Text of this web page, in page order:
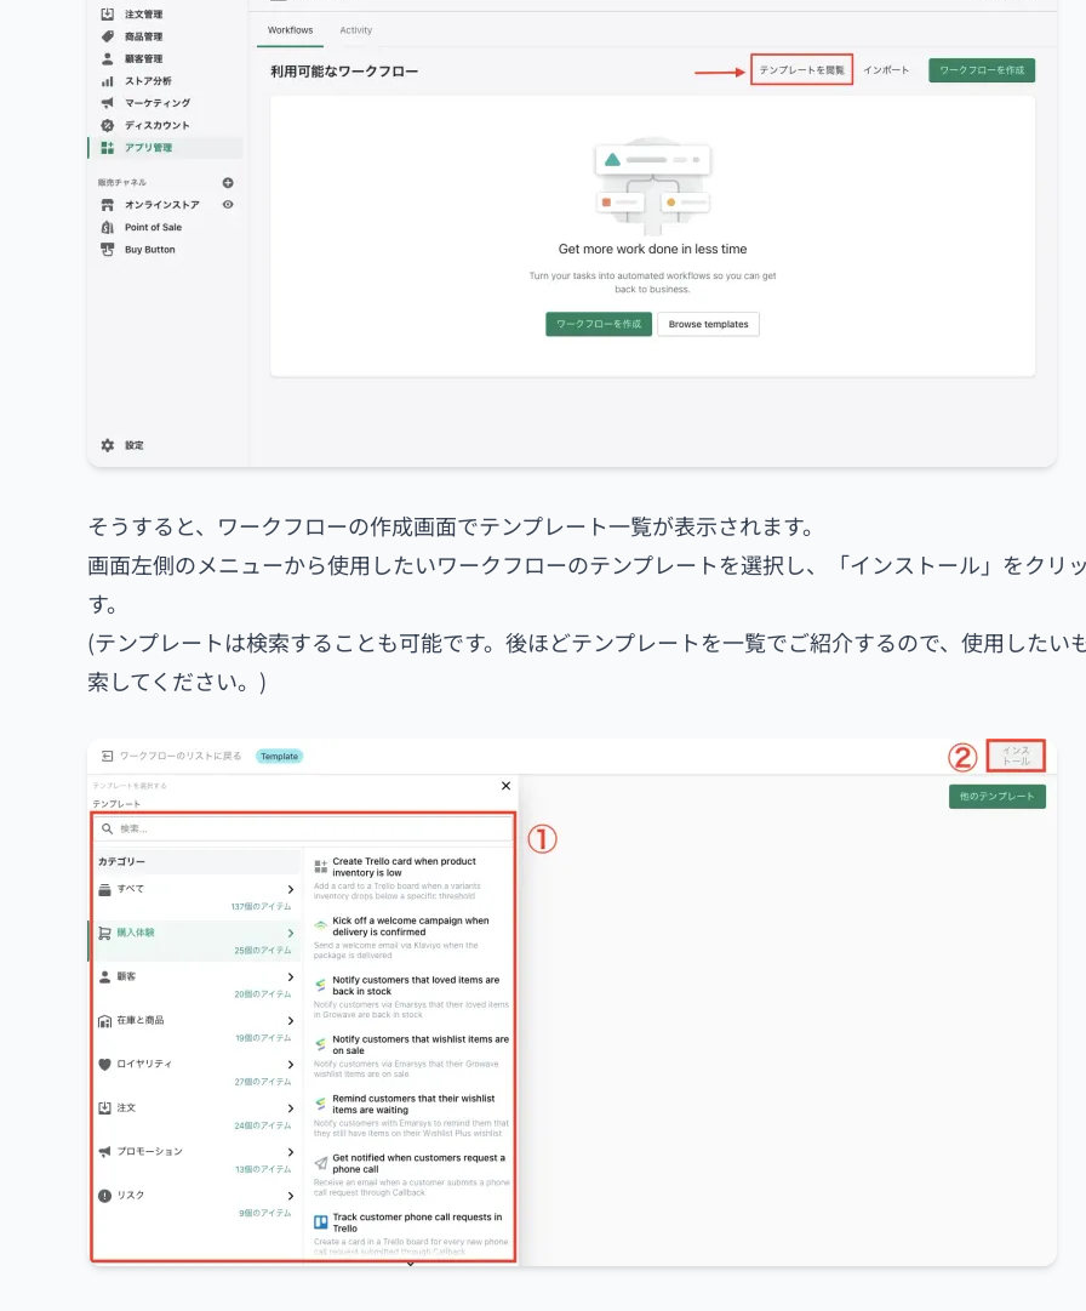
そうすると、ワークフローの作成画面でテンプレート一覧が表示されます。
画面左側のメニューから使用したいワークフローのテンプレートを選択し、「インストール」をクリ
す。
(テンプレートは検索することも可能です。後ほどテンプレートを一覧でご紹介するので、使用したい
索してください。)